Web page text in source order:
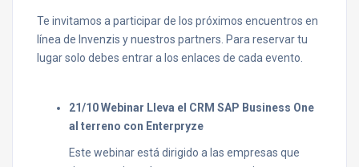
Te invitamos a participar de los próximos encuentros en
línea de Invenzis y nuestros partners. Para reservar tu
lugar solo debes entrar a los enlaces de cada evento.
21/10 Webinar Lleva el CRM SAP Business One
al terreno con Enterpryze
Este webinar está dirigido a las empresas que